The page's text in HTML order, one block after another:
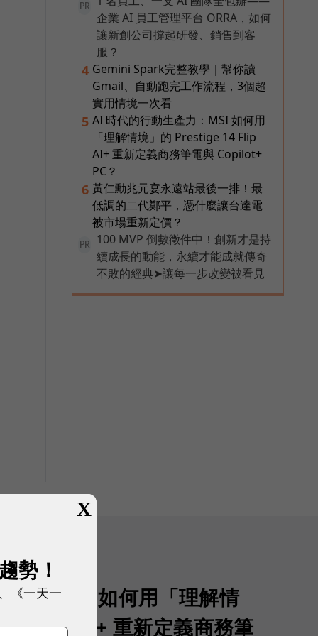
PR
企業 AI 員工管理平台 ORRA，如何
讓新創公司撐起研發、銷售到客
服？
4 Gemini Spark完整教學｜幫你讀
Gmail、自動跑完工作流程，3個超
實用情境一次看
5 AI 時代的行動生產力：MSI 如何用
「理解情境」的 Prestige 14 Flip
AI+ 重新定義商務筆電與 Copilot+
PC？
6 黃仁勳兆元宴永遠站最後一排！最
低調的二代鄭平，憑什麼讓台達電
被市場重新定價？
PR
100 MVP 倒數徵件中！創新才是持
續成長的動能，永續才能成就傳奇
不敗的經典➤讓每一步改變被看見
力：MSI 如何用「理解情
Flip AI+ 重新定義商務筆
X
勢！
《一天一